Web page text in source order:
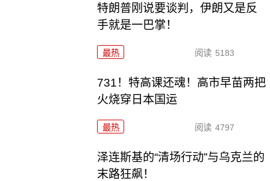
特朗普刚说要谈判，伊朗又是反
手就是一巴掌！
最热 阅读 5183
731！特高课还魂！高市早苗两把
火烧穿日本国运
最热 阅读 4797
泽连斯基的“清场行动”与乌克兰的
末路狂飙！